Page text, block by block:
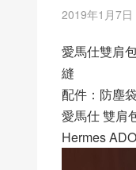
2019年1月7
愛馬仕雙肩
縫
配件：防塵
愛馬仕 雙肩
Hermes